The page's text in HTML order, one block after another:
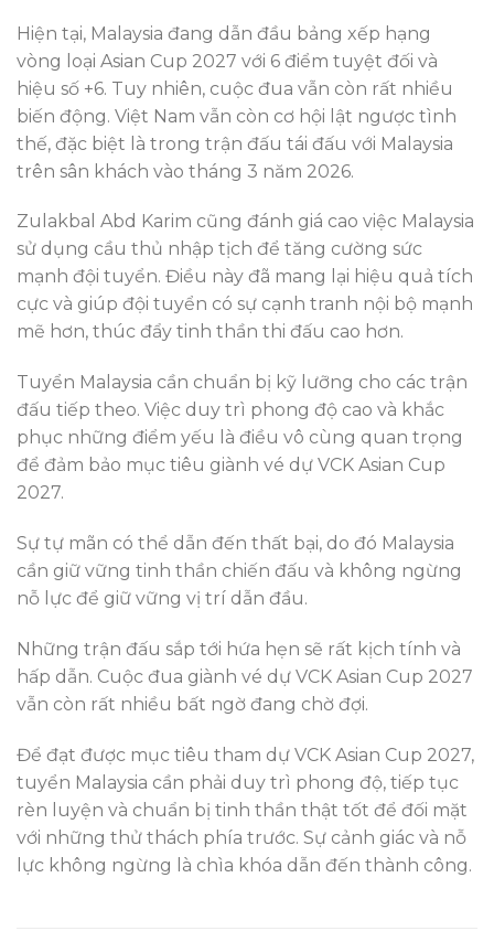
Hiện tại, Malaysia đang dẫn đầu bảng xếp hạng
vòng loại Asian Cup 2027 với 6 điểm tuyệt đối và
hiệu số +6. Tuy nhiên, cuộc đua vẫn còn rất nhiều
biến động. Việt Nam vẫn còn cơ hội lật ngược tình
thế, đặc biệt là trong trận đấu tái đấu với Malaysia
trên sân khách vào tháng 3 năm 2026.
Zulakbal Abd Karim cũng đánh giá cao việc Malaysia
sử dụng cầu thủ nhập tịch để tăng cường sức
mạnh đội tuyển. Điều này đã mang lại hiệu quả tích
cực và giúp đội tuyển có sự cạnh tranh nội bộ mạnh
mẽ hơn, thúc đẩy tinh thần thi đấu cao hơn.
Tuyển Malaysia cần chuẩn bị kỹ lưỡng cho các trận
đấu tiếp theo. Việc duy trì phong độ cao và khắc
phục những điểm yếu là điều vô cùng quan trọng
để đảm bảo mục tiêu giành vé dự VCK Asian Cup
2027.
Sự tự mãn có thể dẫn đến thất bại, do đó Malaysia
cần giữ vững tinh thần chiến đấu và không ngừng
nỗ lực để giữ vững vị trí dẫn đầu.
Những trận đấu sắp tới hứa hẹn sẽ rất kịch tính và
hấp dẫn. Cuộc đua giành vé dự VCK Asian Cup 2027
vẫn còn rất nhiều bất ngờ đang chờ đợi.
Để đạt được mục tiêu tham dự VCK Asian Cup 2027,
tuyển Malaysia cần phải duy trì phong độ, tiếp tục
rèn luyện và chuẩn bị tinh thần thật tốt để đối mặt
với những thử thách phía trước. Sự cảnh giác và nỗ
lực không ngừng là chìa khóa dẫn đến thành công.